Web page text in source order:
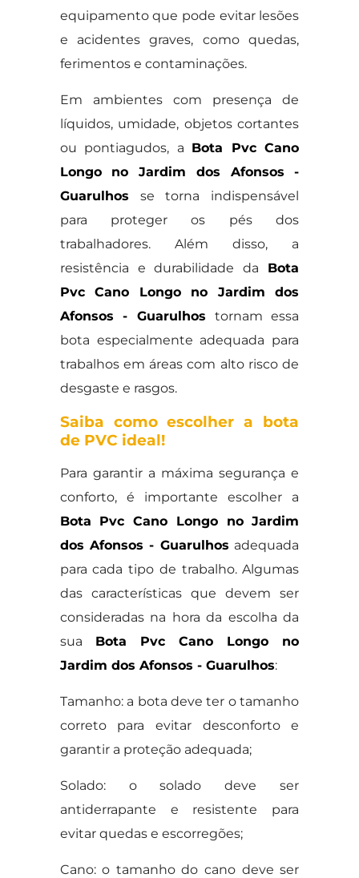
equipamento que pode evitar lesões
e acidentes graves, como quedas,
ferimentos e contaminações.
Em ambientes com presença de
líquidos, umidade, objetos cortantes
ou pontiagudos, a Bota Pvc Cano
Longo no Jardim dos Afonsos -
Guarulhos se torna indispensável
para proteger os pés dos
trabalhadores. Além disso, a
resistência e durabilidade da Bota
Pvc Cano Longo no Jardim dos
Afonsos - Guarulhos tornam essa
bota especialmente adequada para
trabalhos em áreas com alto risco de
desgaste e rasgos.
Saiba como escolher a bota
de PVC ideal!
Para garantir a máxima segurança e
conforto, é importante escolher a
Bota Pvc Cano Longo no Jardim
dos Afonsos - Guarulhos adequada
para cada tipo de trabalho. Algumas
das características que devem ser
consideradas na hora da escolha da
sua Bota Pvc Cano Longo no
Jardim dos Afonsos - Guarulhos:
Tamanho: a bota deve ter o tamanho
correto para evitar desconforto e
garantir a proteção adequada;
Solado: o solado deve ser
antiderrapante e resistente para
evitar quedas e escorregões;
Cano: o tamanho do cano deve ser